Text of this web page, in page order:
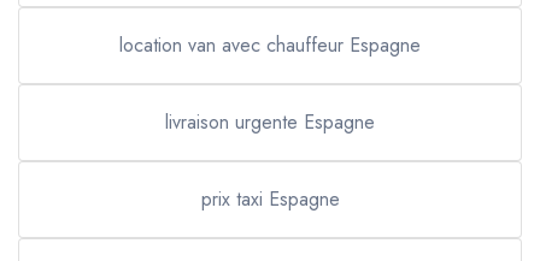
location van avec chauffeur Espagne
livraison urgente Espagne
prix taxi Espagne